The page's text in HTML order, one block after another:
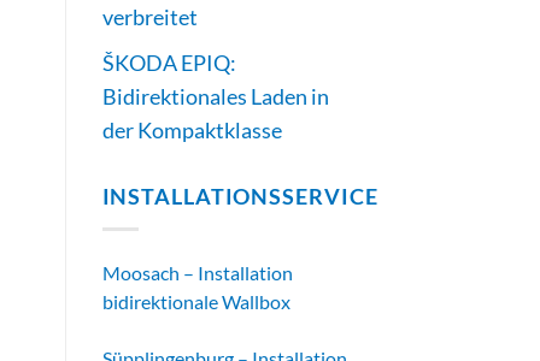
verbreitet
ŠKODA EPIQ:
Bidirektionales Laden in
der Kompaktklasse
INSTALLATIONSSERVICE
Moosach – Installation
bidirektionale Wallbox